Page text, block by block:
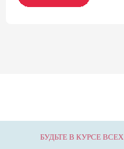
БУДЬТЕ В КУРСЕ